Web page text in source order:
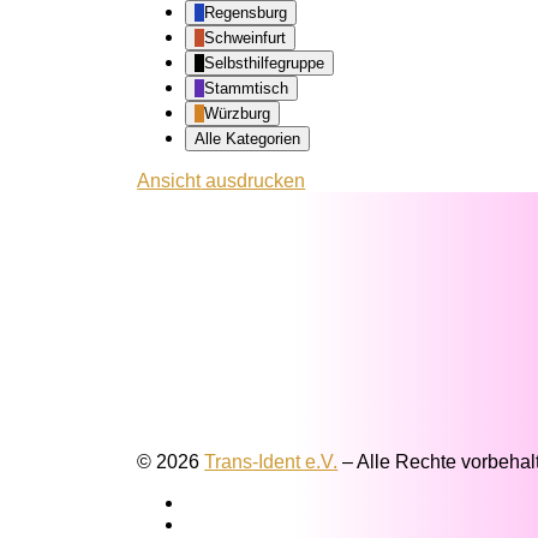
Regensburg
Schweinfurt
Selbsthilfegruppe
Stammtisch
Würzburg
Alle Kategorien
Ansichtausdrucken
© 2026 Trans-Ident e.V. –Alle Rechte